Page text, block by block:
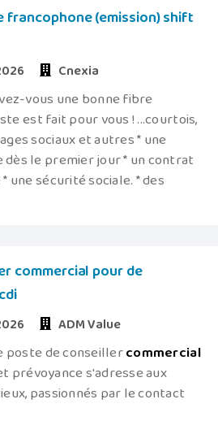
francophone (emission) shift
Cnexia
vous une bonne fibre
est fait pour vous ! ...courtois,
sociaux et autres * une
le premier jour * un contrat
une sécurité sociale. * des
commercial pour de
ADM Value
poste de conseillercommercial
prévoyance s'adresse aux
passionnés par le contact